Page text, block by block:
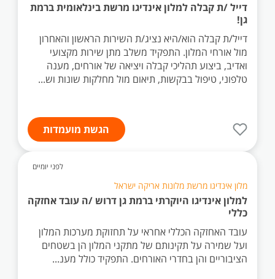
דייל /ת קבלה למלון אינדיגו מרשת בינלאומית ברמת
גן!
דייל/ת קבלה הוא/היא נציג/ת השירות הראשון והאחרון
מול אורחי המלון. התפקיד משלב מתן שירות מקצועי
ואדיב, ביצוע תהליכי קבלה ויציאה של אורחים, מענה
טלפוני, טיפול בבקשות, תיאום מול מחלקות שונות וש...
הגשת מועמדות
לפני יומיים
מלון אינדיגו מרשת מלונות אריקה ישראל
למלון אינדיגו היוקרתי ברמת גן דרוש /ה עובד אחזקה
כללי
עובד האחזקה הכללי אחראי על תחזוקת מערכות המלון
ועל שמירה על תקינותם של מתקני המלון הן בשטחים
הציבוריים והן בחדרי האורחים. התפקיד כולל מענ...